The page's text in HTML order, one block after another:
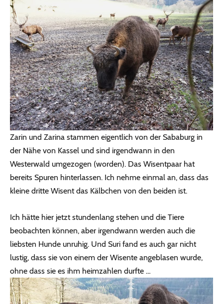
Zarin und Zarina stammen eigentlich von der Sababurg in
der Nähe von Kassel und sind irgendwann in den
Westerwald umgezogen (worden). Das Wisentpaar hat
bereits Spuren hinterlassen. Ich nehme einmal an, dass das
kleine dritte Wisent das Kälbchen von den beiden ist.
Ich hätte hier jetzt stundenlang stehen und die Tiere
beobachten können, aber irgendwann werden auch die
liebsten Hunde unruhig. Und Suri fand es auch gar nicht
lustig, dass sie von einem der Wisente angeblasen wurde,
ohne dass sie es ihm heimzahlen durfte …